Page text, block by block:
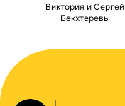
Виктория и Сергей
Бекхтеревы